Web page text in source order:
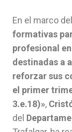
En el marco
formativas
profesional
destinadas a
reforzar sus
el primer
3.e.18)»,
del